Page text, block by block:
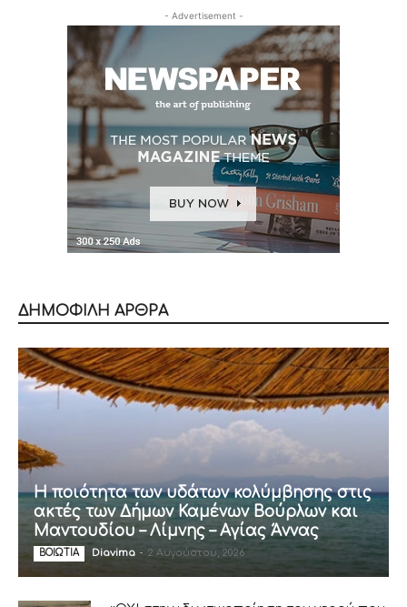
- Advertisement -
ΔΗΜΟΦΙΛΗ ΑΡΘΡΑ
Η ποιότητα των υδάτων κολύμβησης στις
ακτές των Δήμων Καμένων Βούρλων και
Μαντουδίου – Λίμνης – Αγίας Άννας
ΒΟΙΩΤΙΑ Diavima - 2 Αυγούστου, 2026